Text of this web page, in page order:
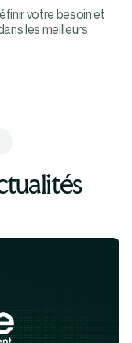
votre besoin et
les meilleurs